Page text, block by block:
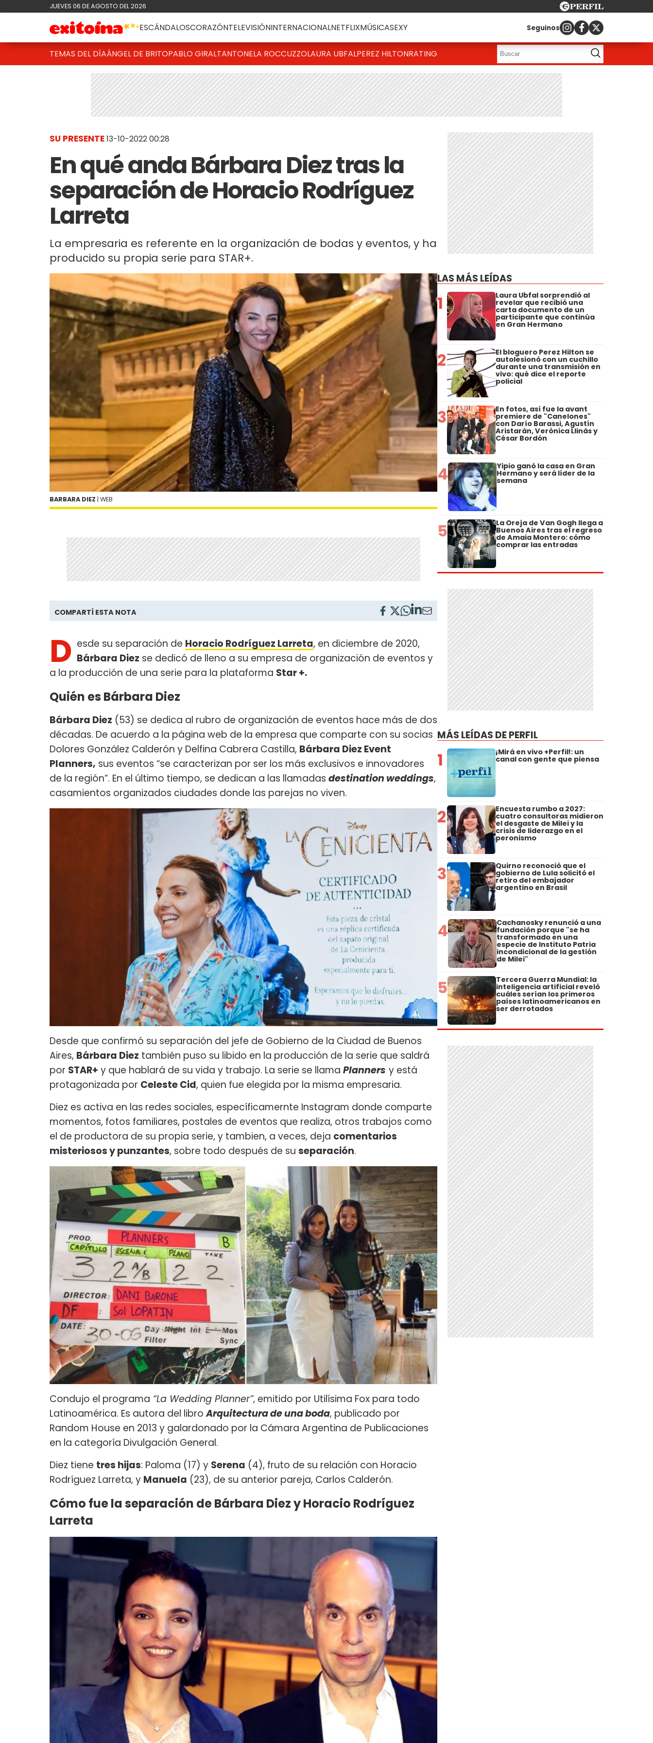
JUEVES 06 DE AGOSTO DEL 2026
ESCÁNDALOSCORAZÓNTELEVISIÓNINTERNACIONALNETFLIXMÚSICASEXY Seguinos
TEMAS DEL DÍAÁNGEL DE BRITOPABLO GIRALTANTONELA ROCCUZZOLAURA UBFALPEREZ HILTONRATING
SU PRESENTE13-10-2022 00:28
En qué anda Bárbara Diez tras la
separación de Horacio Rodríguez
Larreta
La empresaria es referente en la organización de bodas y eventos, y ha
producido su propia serie para STAR+.
BARBARA DIEZ | WEB
COMPARTÍ ESTA NOTA
D esde su separación de Horacio Rodríguez Larreta, en diciembre de 2020,
Bárbara Diez se dedicó de lleno a su empresa de organización de eventos y
a la producción de una serie para la plataforma Star +.
Quién es Bárbara Diez
Bárbara Diez (53) se dedica al rubro de organización de eventos hace más de dos
décadas. De acuerdo a la página web de la empresa que comparte con su socias
Dolores González Calderón y Delfina Cabrera Castilla, Bárbara Diez Event
Planners, sus eventos “se caracterizan por ser los más exclusivos e innovadores
de la región”. En el último tiempo, se dedican a las llamadas destination weddings,
casamientos organizados ciudades donde las parejas no viven.
Desde que confirmó su separación del jefe de Gobierno de la Ciudad de Buenos
Aires, Bárbara Diez también puso su libido en la producción de la serie que saldrá
por STAR+ y que hablará de su vida y trabajo. La serie se llama Planners y está
protagonizada por Celeste Cid, quien fue elegida por la misma empresaria.
Diez es activa en las redes sociales, específicamernte Instagram donde comparte
momentos, fotos familiares, postales de eventos que realiza, otros trabajos como
el de productora de su propia serie, y tambien, a veces, deja comentarios
misteriosos y punzantes, sobre todo después de su separación.
Condujo el programa “La Wedding Planner”, emitido por Utilísima Fox para todo
Latinoamérica. Es autora del libroArquitectura de una boda, publicado por
Random House en 2013 y galardonado por la Cámara Argentina de Publicaciones
en la categoría Divulgación General.
Diez tiene tres hijas: Paloma (17) y Serena (4), fruto de su relación con Horacio
Rodríguez Larreta, y Manuela (23), de su anterior pareja, Carlos Calderón.
Cómo fue la separación de Bárbara Diez y Horacio Rodríguez
Larreta
LAS MÁS LEÍDAS
1 Laura Ubfal sorprendió al
revelar que recibió una
carta documento de un
participante que continúa
en Gran Hermano
2 El bloguero Perez Hilton se
autolesionó con un cuchillo
durante una transmisión en
vivo: qué dice el reporte
policial
3 En fotos, así fue la avant
premiere de "Canelones"
con Darío Barassi, Agustín
Aristarán, Verónica Llinás y
César Bordón
4 Yipio ganó la casa en Gran
Hermano y será líder de la
semana
5 La Oreja de Van Gogh llega a
Buenos Aires tras el regreso
de Amaia Montero: cómo
comprar las entradas
MÁS LEÍDAS DE PERFIL
1 ¡Mirá en vivo +Perfil!: un
canal con gente que piensa
2 Encuesta rumbo a 2027:
cuatro consultoras midieron
el desgaste de Milei y la
crisis de liderazgo en el
peronismo
3 Quirno reconoció que el
gobierno de Lula solicitó el
retiro del embajador
argentino en Brasil
4 Cachanosky renunció a una
fundación porque "se ha
transformado en una
especie de Instituto Patria
incondicional de la gestión
de Milei"
5 Tercera Guerra Mundial: la
inteligencia artificial reveló
cuáles serían los primeros
países latinoamericanos en
ser derrotados